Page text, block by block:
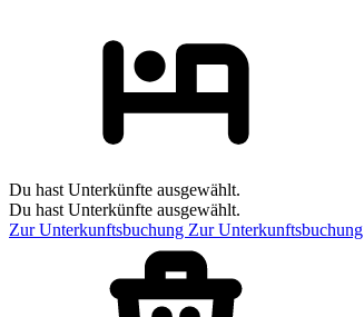
Du hast Unterkünfte ausgewählt.
Du hast Unterkünfte ausgewählt.
Zur Unterkunftsbuchung Zur Unterkunftsbuchung